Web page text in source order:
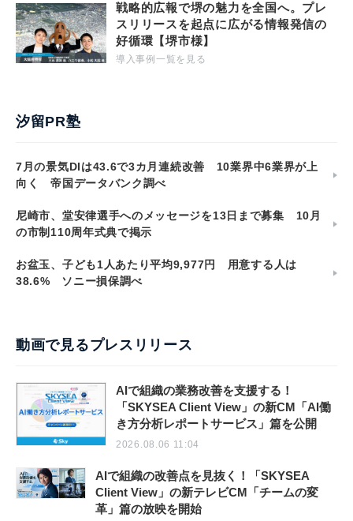
戦略的広報で堺の魅力を全国へ。プレ
スリリースを起点に広がる情報発信の
好循環【堺市様】
導入事例一覧を見る
汐留PR塾
7月の景気DIは43.6で3カ月連続改善 10業界中6業界が上
向く 帝国データバンク調べ
尼崎市、堂安律選手へのメッセージを13日まで募集 10月
の市制110周年式典で掲示
お盆玉、子ども1人あたり平均9,977円 用意する人は
38.6% ソニー損保調べ
動画で見るプレスリリース
AIで組織の業務改善を支援する！
「SKYSEA Client View」の新CM「AI働
き方分析レポートサービス」篇を公開
2026.08.06 11:04
AIで組織の改善点を見抜く！「SKYSEA
Client View」の新テレビCM「チームの変
革」篇の放映を開始